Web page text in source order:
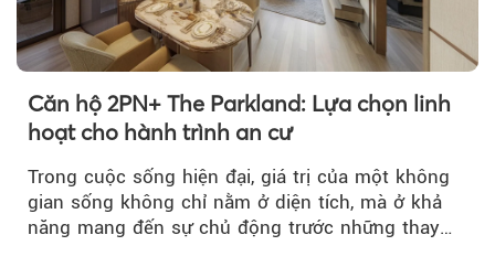
Căn hộ 2PN+ The Parkland: Lựa chọn linh
hoạt cho hành trình an cư
Trong cuộc sống hiện đại, giá trị của một không
gian sống không chỉ nằm ở diện tích, mà ở khả
năng mang đến sự chủ động trước những thay